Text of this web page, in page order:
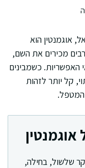
אוגמנטין הוא
רבים מכירים את השם,
האפשריות. כשמבינים
קל יותר לזהות
המטפל.
אוגמנטין
שלשול, בחילה,